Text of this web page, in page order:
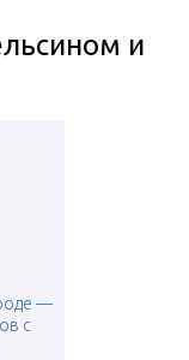
и
—
с